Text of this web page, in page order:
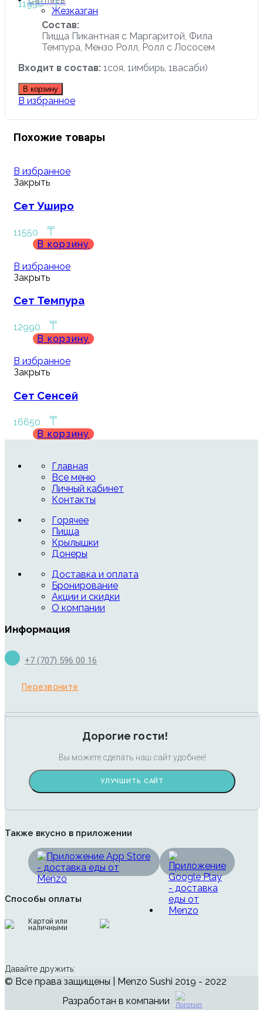
Жезказган
11950
Состав:
Пицца Пикантная с Маргаритой, Фила
Темпура, Мензо Ролл, Ролл с Лососем
Входит в состав: 1соя, 1имбирь, 1васаби)
В корзину
В избранное
Похожие товары
В избранное
Закрыть
Сет Уширо
11550 ₸
В корзину
В избранное
Закрыть
Сет Темпура
12990 ₸
В корзину
В избранное
Закрыть
Сет Сенсей
16650 ₸
В корзину
Главная
Все меню
Личный кабинет
Контакты
Горячее
Пицца
Крылышки
Донеры
Доставка и оплата
Бронирование
Акции и скидки
О компании
Информация
+7 (707) 596 00 16
Перезвоните
Дорогие гости!
Вы можете сделать наш сайт удобнее!
УЛУЧШИТЬ САЙТ
Также вкусно в приложении
Способы оплаты
Картой или
наличными
Давайте дружить:
© Все права защищены | Menzo Sushi 2019 - 2022
Разработан в компании